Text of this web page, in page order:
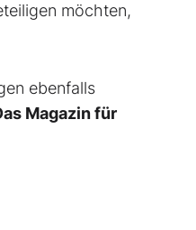
möchten,
ebenfalls
Magazin für